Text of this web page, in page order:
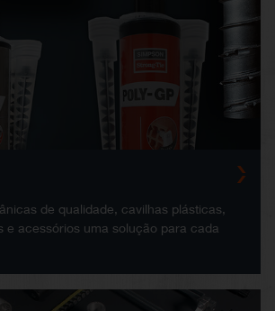
de qualidade, cavilhas plásticas,
e acessórios uma solução para cada